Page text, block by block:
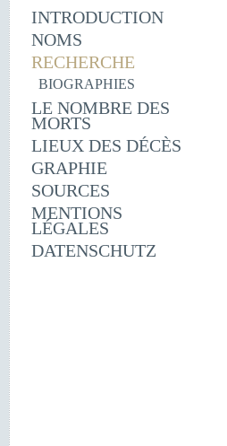
INTRODUCTION
NOMS
RECHERCHE
BIOGRAPHIES
LE NOMBRE DES
MORTS
LIEUX DES DÉCÈS
GRAPHIE
SOURCES
MENTIONS
LÉGALES
DATENSCHUTZ